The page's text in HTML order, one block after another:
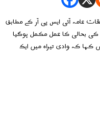
عامہ آئی ایس پی آر کے مطابق
افراد کی بحالی کا عمل مکمل ہوگیا
کہا کہ وادی تیراہ میں ایک